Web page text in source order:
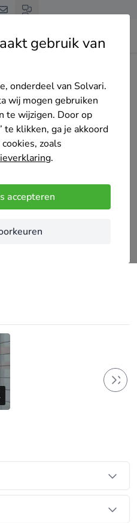
gebruik van
onderdeel van Solvari.
wij mogen gebruiken
te wijzigen. Door op
te klikken, ga je akkoord
zoals
.
accepteren
wat wij allemaal
prijs !